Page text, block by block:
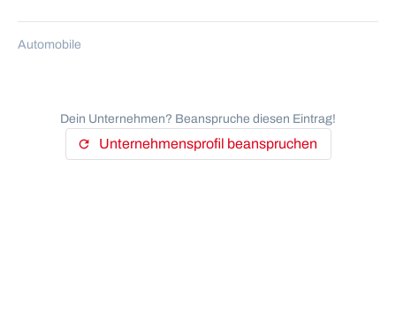
Automobile
Dein Unternehmen? Beanspruche diesen Eintrag!
refresh Unternehmensprofil beanspruchen